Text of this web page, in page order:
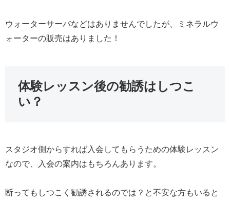
ウォーターサーバなどはありませんでしたが、ミネラルウ
ォーターの販売はありました！
体験レッスン後の勧誘はしつこ
い？
スタジオ側からすれば入会してもらうための体験レッスン
なので、入会の案内はもちろんあります。
断ってもしつこく勧誘されるのでは？と不安な方もいると